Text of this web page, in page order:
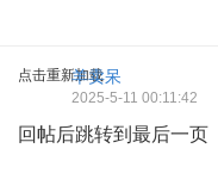
点击重新加载
羊卖呆
2025-5-11 00:11:42
回帖后跳转到最后一页